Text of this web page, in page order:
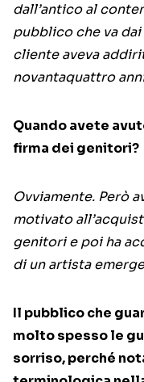
dall’antico al
pubblico che va
cliente aveva
novantaquattro
Quando avete
firma dei genitori?
Ovviamente. Però
motivato
genitori e poi ha
di un artista
Il pubblico che
molto spesso le
sorriso, perché